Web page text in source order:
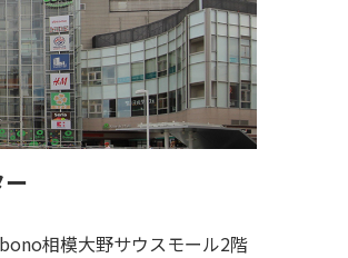
相模大野サウスモール2階